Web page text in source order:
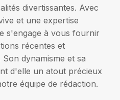
divertissantes. Avec
et une expertise
s'engage à vous fournir
récentes et
Son dynamisme et sa
d'elle un atout précieux
équipe de rédaction.